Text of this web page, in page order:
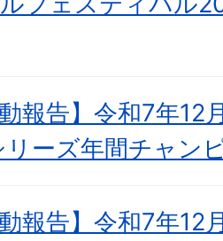
動報告】令和7年
リーズ年間チャン
動報告】令和7年